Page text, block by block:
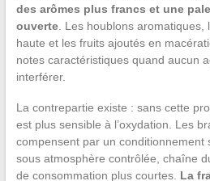
des arômes plus francs et une
ouverte. Les houblons aromatiques,
haute et les fruits ajoutés en
notes caractéristiques quand aucun
interférer.
La contrepartie existe : sans cette
est plus sensible à l’oxydation. Les
compensent par un conditionnement
sous atmosphère contrôlée, chaîne
de consommation plus courtes. La